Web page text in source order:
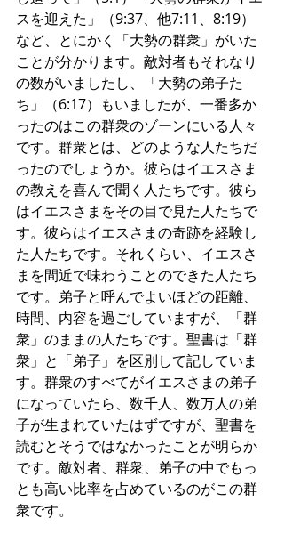
スを迎えた」（9:37、他7:11、8:19）
など、とにかく「大勢の群衆」がいた
ことが分かります。敵対者もそれなり
の数がいましたし、「大勢の弟子た
ち」（6:17）もいましたが、一番多か
ったのはこの群衆のゾーンにいる人々
です。群衆とは、どのような人たちだ
ったのでしょうか。彼らはイエスさま
の教えを喜んで聞く人たちです。彼ら
はイエスさまをその目で見た人たちで
す。彼らはイエスさまの奇跡を経験し
た人たちです。それくらい、イエスさ
まを間近で味わうことのできた人たち
です。弟子と呼んでよいほどの距離、
時間、内容を過ごしていますが、「群
衆」のままの人たちです。聖書は「群
衆」と「弟子」を区別して記していま
す。群衆のすべてがイエスさまの弟子
になっていたら、数千人、数万人の弟
子が生まれていたはずですが、聖書を
読むとそうではなかったことが明らか
です。敵対者、群衆、弟子の中でもっ
とも高い比率を占めているのがこの群
衆です。